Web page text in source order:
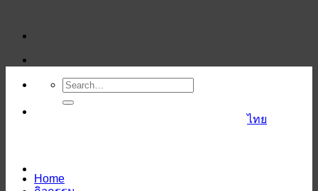
เนื้อหา
ไทย
Home